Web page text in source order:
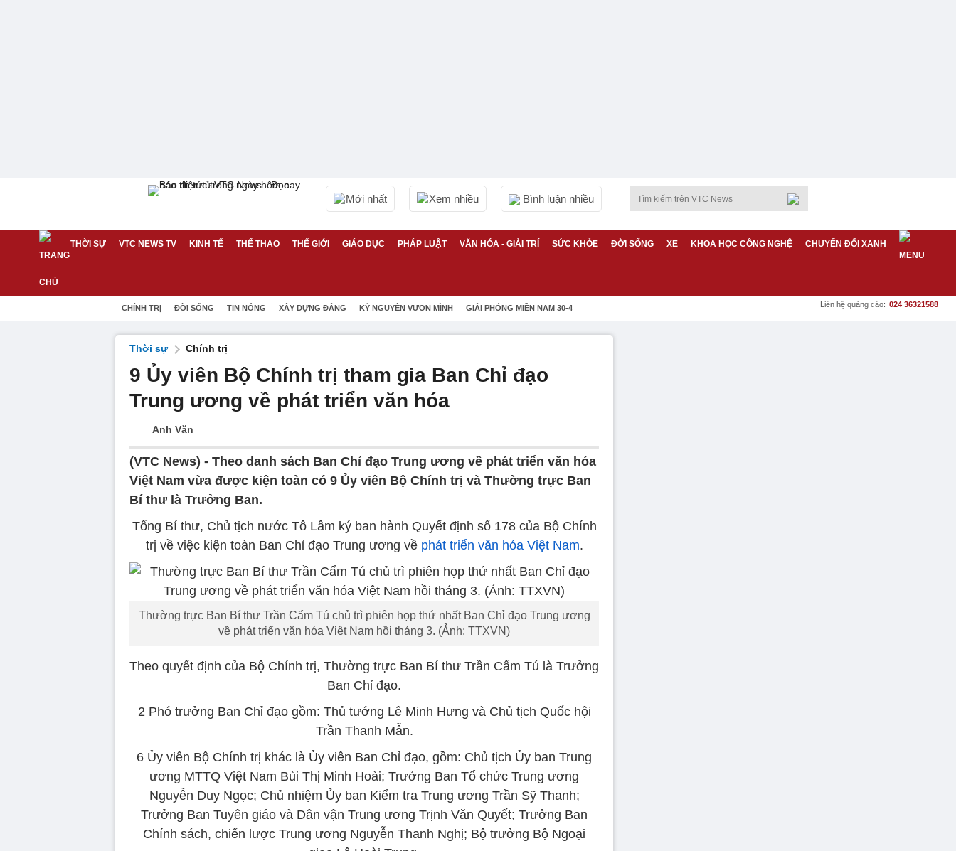
Mới nhất Xem nhiều Bình luận nhiều
THỜI SỰ VTC NEWS TV KINH TẾ THỂ THAO THẾ GIỚI GIÁO DỤC PHÁP LUẬT VĂN HÓA - GIẢI TRÍ SỨC KHỎE ĐỜI SỐNG XE KHOA HỌC CÔNG NGHỆ CHUYỂN ĐỔI XANH
CHÍNH TRỊ ĐỜI SỐNG TIN NÓNG XÂY DỰNG ĐẢNG KỶ NGUYÊN VƯƠN MÌNH GIẢI PHÓNG MIỀN NAM 30-4 Liên hệ quảng cáo: 024 36321588
Thời sự Chính trị
9 Ủy viên Bộ Chính trị tham gia Ban Chỉ đạo
Trung ương về phát triển văn hóa
Anh Văn
(VTC News) - Theo danh sách Ban Chỉ đạo Trung ương về phát triển văn hóa
Việt Nam vừa được kiện toàn có 9 Ủy viên Bộ Chính trị và Thường trực Ban
Bí thư là Trưởng Ban.
Tổng Bí thư, Chủ tịch nước Tô Lâm ký ban hành Quyết định số 178 của Bộ Chính
trị về việc kiện toàn Ban Chỉ đạo Trung ương về phát triển văn hóa Việt Nam.
Thường trực Ban Bí thư Trần Cẩm Tú chủ trì phiên họp thứ nhất Ban Chỉ đạo Trung ương
về phát triển văn hóa Việt Nam hồi tháng 3. (Ảnh: TTXVN)
Theo quyết định của Bộ Chính trị, Thường trực Ban Bí thư Trần Cẩm Tú là Trưởng
Ban Chỉ đạo.
2 Phó trưởng Ban Chỉ đạo gồm: Thủ tướng Lê Minh Hưng và Chủ tịch Quốc hội
Trần Thanh Mẫn.
6 Ủy viên Bộ Chính trị khác là Ủy viên Ban Chỉ đạo, gồm: Chủ tịch Ủy ban Trung
ương MTTQ Việt Nam Bùi Thị Minh Hoài; Trưởng Ban Tổ chức Trung ương
Nguyễn Duy Ngọc; Chủ nhiệm Ủy ban Kiểm tra Trung ương Trần Sỹ Thanh;
Trưởng Ban Tuyên giáo và Dân vận Trung ương Trịnh Văn Quyết; Trưởng Ban
Chính sách, chiến lược Trung ương Nguyễn Thanh Nghị; Bộ trưởng Bộ Ngoại